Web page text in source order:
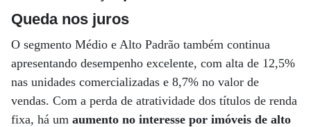
Queda nos juros
O segmento Médio e Alto Padrão também continua
apresentando desempenho excelente, com alta de 12,5%
nas unidades comercializadas e 8,7% no valor de
vendas. Com a perda de atratividade dos títulos de renda
fixa, há um aumento no interesse por imóveis de alto